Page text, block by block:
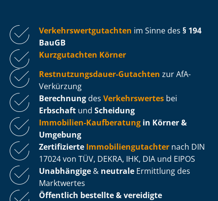
Ver­kehrs­wert­gut­ach­ten im Sinne des § 194
BauGB
Kurzgutachten Körner
Rest­nut­zungs­dau­er-Gutachten zur AfA-
Verkürzung
Berechnung des Verkehrswertes bei
Erbschaft und Scheidung
Immobilien-Kaufberatung in Körner &
Umgebung
Zertifizierte Im­mo­bi­li­en­gut­ach­ter nach DIN
17024 von TÜV, DEKRA, IHK, DIA und EIPOS
Unabhängige & neutrale Ermittlung des
Marktwertes
Öffentlich bestellte & vereidigte